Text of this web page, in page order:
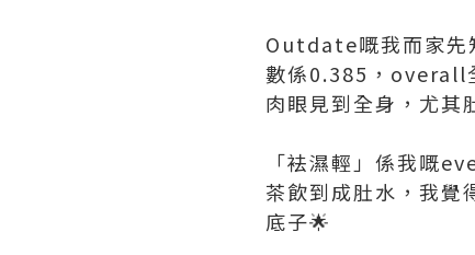
Outdate嘅我而家先
數係0.385，overall
肉眼見到全身，尤其
「袪濕輕」係我嘅
茶飲到成肚水，我覺
底子🌟